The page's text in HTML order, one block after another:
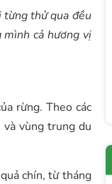
từng thử qua đều
cả hương vị
rừng. Theo các
và vùng trung du
chín, từ tháng